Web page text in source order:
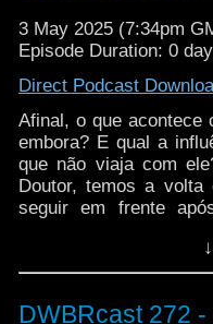
3 May 2025 (7:34pm
Episode Duration: 0
Direct Podcast
Afinal, o que acontece
embora? E qual a
que não viaja com
Doutor, temos a
seguir em frente
uma experiência com
para contar sua
UNIT.Estresse pós-
DWBRcast 272